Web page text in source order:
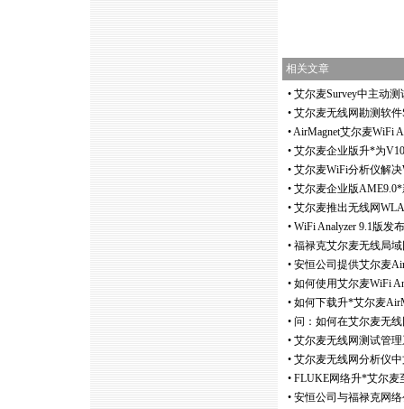
相关文章
• 艾尔麦Survey中主动
• 艾尔麦无线网勘测软件
•AirMagnet艾尔麦WiFi
• 艾尔麦企业版升*为
• 艾尔麦WiFi分析仪解
• 艾尔麦企业版AME9.0*
• 艾尔麦推出无线网
• WiFi Analyzer 9.1版发
• 福禄克艾尔麦无线局域
• 安恒公司提供艾尔麦
• 如何使用艾尔麦WiFi
• 如何下载升*艾尔麦
• 问：如何在艾尔麦无
• 艾尔麦无线网测试管
• 艾尔麦无线网分析仪
• FLUKE网络升*艾尔麦
• 安恒公司与福禄克网